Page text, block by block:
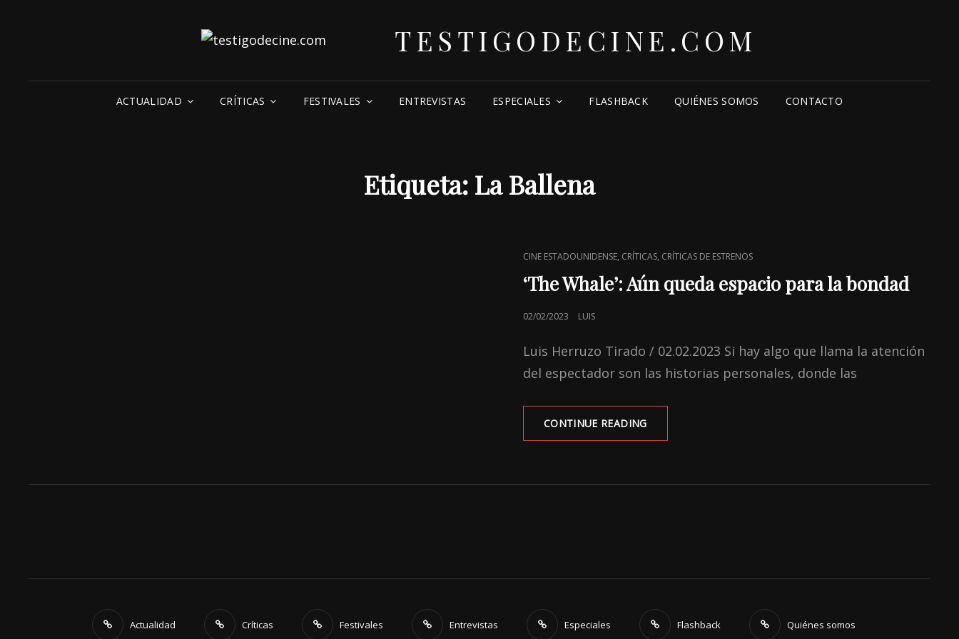
TESTIGODECINE.COM
ACTUALIDAD CRÍTICAS FESTIVALES ENTREVISTAS ESPECIALES FLASHBACK QUIÉNES SOMOS CONTACTO
Etiqueta: La Ballena
CAT
LINKS
CINE ESTADOUNIDENSE, CRÍTICAS, CRÍTICAS DE ESTRENOS
‘The Whale’: Aún queda espacio para la bondad
POSTED
02/02/2023 LUIS
Luis Herruzo Tirado / 02.02.2023 Si hay algo que llama la atención
del espectador son las historias personales, donde las
CONTINUE READING‘THE
WHALE’:
ESPACIO
Actualidad Críticas Festivales Entrevistas Especiales Flashback Quiénes somos